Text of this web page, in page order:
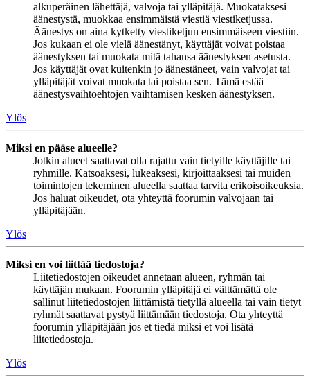
alkuperäinen lähettäjä, valvoja tai ylläpitäjä. Muokataksesi
äänestystä, muokkaa ensimmäistä viestiä viestiketjussa.
Äänestys on aina kytketty viestiketjun ensimmäiseen viestiin.
Jos kukaan ei ole vielä äänestänyt, käyttäjät voivat poistaa
äänestyksen tai muokata mitä tahansa äänestyksen asetusta.
Jos käyttäjät ovat kuitenkin jo äänestäneet, vain valvojat tai
ylläpitäjät voivat muokata tai poistaa sen. Tämä estää
äänestysvaihtoehtojen vaihtamisen kesken äänestyksen.
Ylös
Miksi en pääse alueelle?
Jotkin alueet saattavat olla rajattu vain tietyille käyttäjille tai
ryhmille. Katsoaksesi, lukeaksesi, kirjoittaaksesi tai muiden
toimintojen tekeminen alueella saattaa tarvita erikoisoikeuksia.
Jos haluat oikeudet, ota yhteyttä foorumin valvojaan tai
ylläpitäjään.
Ylös
Miksi en voi liittää tiedostoja?
Liitetiedostojen oikeudet annetaan alueen, ryhmän tai
käyttäjän mukaan. Foorumin ylläpitäjä ei välttämättä ole
sallinut liitetiedostojen liittämistä tietyllä alueella tai vain tietyt
ryhmät saattavat pystyä liittämään tiedostoja. Ota yhteyttä
foorumin ylläpitäjään jos et tiedä miksi et voi lisätä
liitetiedostoja.
Ylös